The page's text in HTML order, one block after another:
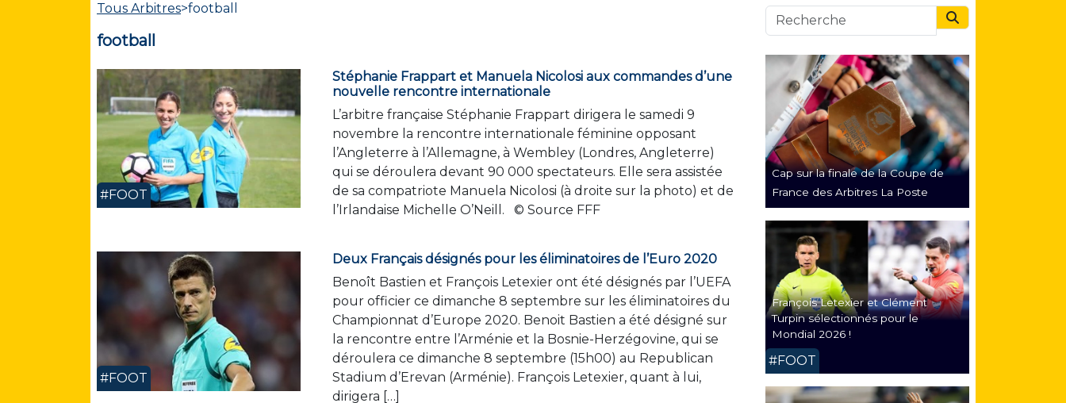
Tous Arbitres>football
football
#FOOT
Stéphanie Frappart et Manuela Nicolosi aux commandes d’une
nouvelle rencontre internationale
L’arbitre française Stéphanie Frappart dirigera le samedi 9
novembre la rencontre internationale féminine opposant
l’Angleterre à l’Allemagne, à Wembley (Londres, Angleterre)
qui se déroulera devant 90 000 spectateurs. Elle sera assistée
de sa compatriote Manuela Nicolosi (à droite sur la photo) et de
l’Irlandaise Michelle O’Neill. © Source FFF
#FOOT
Deux Français désignés pour les éliminatoires de l’Euro 2020
Benoît Bastien et François Letexier ont été désignés par l’UEFA
pour officier ce dimanche 8 septembre sur les éliminatoires du
Championnat d’Europe 2020. Benoit Bastien a été désigné sur
la rencontre entre l’Arménie et la Bosnie-Herzégovine, qui se
déroulera ce dimanche 8 septembre (15h00) au Republican
Stadium d’Erevan (Arménie). François Letexier, quant à lui,
dirigera […]
Search
Cap sur la finale de la Coupe de
France des Arbitres La Poste
François Letexier et Clément
Turpin sélectionnés pour le
Mondial 2026 !
#FOOT